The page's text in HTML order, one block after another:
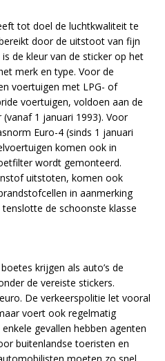
tot doel de luchtkwaliteit te
door de uitstoot van fijn
de kleur van de sticker op het
merk en type. Voor de
voertuigen met LPG- of
voertuigen, voldoen aan de
1 januari 1993). Voor
Euro-4 (sinds 1 januari
komen ook in
wordt gemonteerd.
uitstoten, komen ook
in aanmerking
de schoonste klasse
krijgen als auto’s de
de vereiste stickers.
De verkeerspolitie let vooral
voert ook regelmatig
gevallen hebben agenten
buitenlandse toeristen en